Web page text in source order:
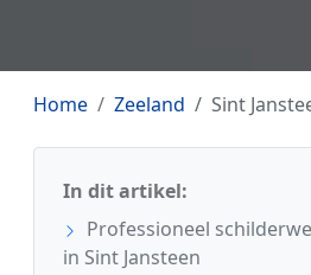
Home Zeeland Sint
In dit artikel:
Professioneel
in Sint Jansteen